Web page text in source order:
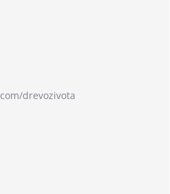
drevozivota